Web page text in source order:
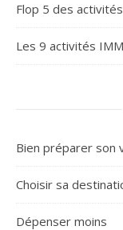
Flop 5 des activités
Les 9 activités
Bien préparer son
Choisir sa
Dépenser moins